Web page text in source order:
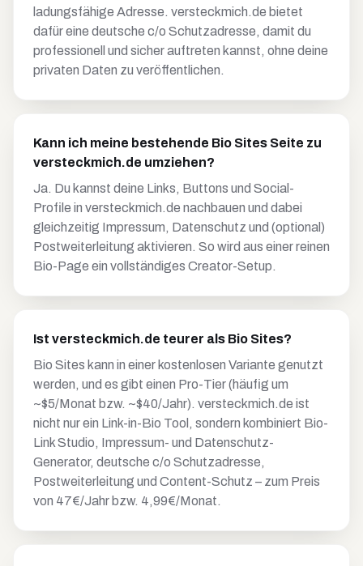
ladungsfähige Adresse. versteckmich.de bietet
dafür eine deutsche c/o Schutzadresse, damit du
professionell und sicher auftreten kannst, ohne deine
privaten Daten zu veröffentlichen.
Kann ich meine bestehende Bio Sites Seite zu
versteckmich.de umziehen?
Ja. Du kannst deine Links, Buttons und Social-
Profile in versteckmich.de nachbauen und dabei
gleichzeitig Impressum, Datenschutz und (optional)
Postweiterleitung aktivieren. So wird aus einer reinen
Bio-Page ein vollständiges Creator-Setup.
Ist versteckmich.de teurer als Bio Sites?
Bio Sites kann in einer kostenlosen Variante genutzt
werden, und es gibt einen Pro-Tier (häufig um
~$5/Monat bzw. ~$40/Jahr). versteckmich.de ist
nicht nur ein Link-in-Bio Tool, sondern kombiniert Bio-
Link Studio, Impressum- und Datenschutz-
Generator, deutsche c/o Schutzadresse,
Postweiterleitung und Content-Schutz – zum Preis
von 47€/Jahr bzw. 4,99€/Monat.